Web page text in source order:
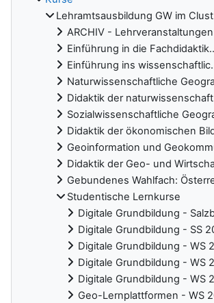
Lehramtsausbildung GW im
ARCHIV - Lehrveranstaltungen
Einführung in die
Einführung ins
Naturwissenschaftliche
Didaktik der
Sozialwissenschaftliche
Didaktik der ökonomischen
Geoinformation und
Didaktik der Geo- und
Gebundenes Wahlfach:
Studentische Lernkurse
Digitale Grundbildung -
Digitale Grundbildung - SS
Digitale Grundbildung - WS
Digitale Grundbildung - WS
Digitale Grundbildung - WS
Geo-Lernplattformen - WS